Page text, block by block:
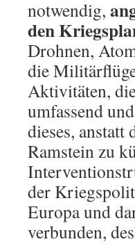
notwendig,
den
Drohnen,
die
Aktivitäten,
umfassend
dieses,
Ramstein zu
der
Europa und
verbunden,